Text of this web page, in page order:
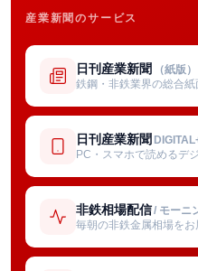
産業新聞のサービス
日刊産業新聞 （紙版）
鉄鋼・非鉄業界の総合紙
日刊産業新聞
PC・スマホで読めるデ
非鉄相場配信/ モーニ
毎朝の非鉄金属相場をお